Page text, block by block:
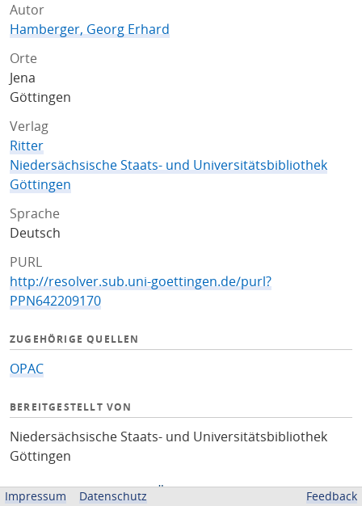
Autor
Hamberger, Georg Erhard
Orte
Jena
Göttingen
Verlag
Ritter
Niedersächsische Staats- und Universitätsbibliothek
Göttingen
Sprache
Deutsch
PURL
http://resolver.sub.uni-goettingen.de/purl?
PPN642209170
ZUGEHÖRIGE QUELLEN
OPAC
BEREITGESTELLT VON
Niedersächsische Staats- und Universitätsbibliothek
Göttingen
Impressum Datenschutz Feedback